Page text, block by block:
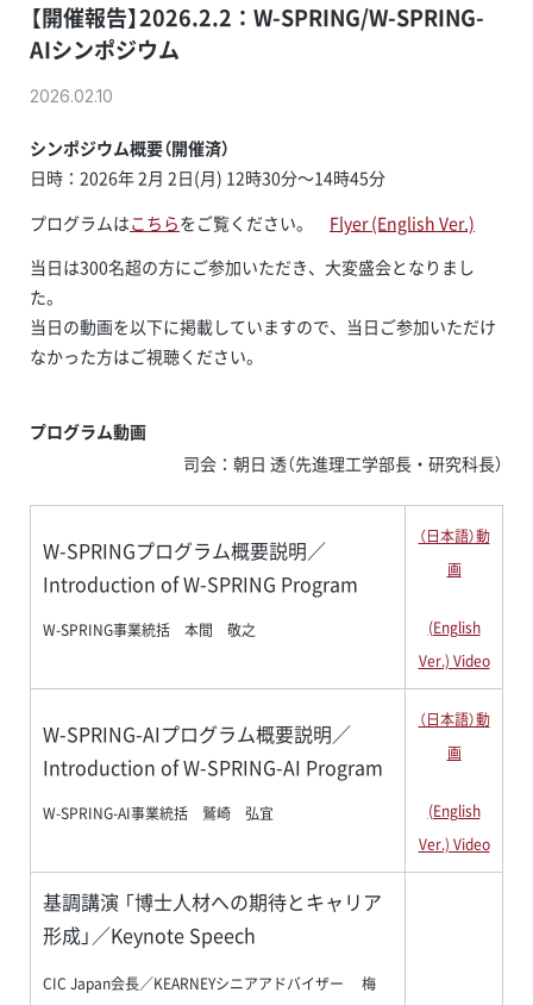
【開催報告】2026.2.2：W-SPRING/W-SPRING-
AIシンポジウム
2026.02.10
シンポジウム概要（開催済）
日時：2026年 2月 2日(月) 12時30分～14時45分
プログラムはこちらをご覧ください。 Flyer (English Ver.)
当日は300名超の方にご参加いただき、大変盛会となりまし
た。
当日の動画を以下に掲載していますので、当日ご参加いただけ
なかった方はご視聴ください。
プログラム動画
司会：朝日 透（先進理工学部長・研究科長）
W-SPRINGプログラム概要説明／
Introduction of W-SPRING Program
W-SPRING事業統括 本間 敬之
（日本語）動
画
(English
Ver.) Video
W-SPRING-AIプログラム概要説明／
Introduction of W-SPRING-AI Program
W-SPRING-AI事業統括 鷲崎 弘宜
（日本語）動
画
(English
Ver.) Video
基調講演 「博士人材への期待とキャリア
形成」／Keynote Speech
CIC Japan会長／KEARNEYシニアアドバイザー 梅